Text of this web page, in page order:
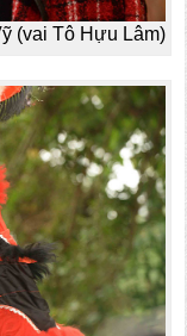
(vai Tô Hựu Lâm)